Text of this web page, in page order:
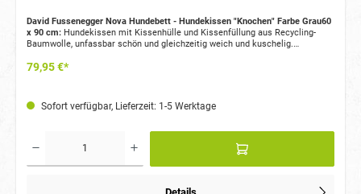
David Fussenegger Nova Hundebett - Hundekissen "Knochen" Farbe Grau60
x 90 cm:Hundekissen mit Kissenhülle und Kissenfüllung aus Recycling-
Baumwolle, unfassbar schön und gleichzeitig weich und kuschelig.
Waschanleitung.
79,95 €*
Sofort verfügbar, Lieferzeit: 1-5 Werktage